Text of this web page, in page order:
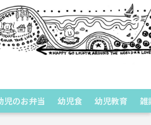
児のお弁当 幼児食 幼児教育 雑